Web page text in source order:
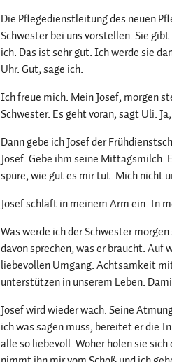
Die Pflegedienstleitung des neuen
Schwester bei uns vorstellen. Sie
ich. Das ist sehr gut. Ich werde sie
Uhr. Gut, sage ich.
Ich freue mich. Mein Josef, morgen
Schwester. Es geht voran, sagt Uli.
Dann gebe ich Josef der
Josef. Gebe ihm seine Mittagsmilch.
spüre, wie gut es mir tut. Mich nicht
Josef schläft in meinem Arm ein. In
Was werde ich der Schwester
davon sprechen, was er braucht. Auf
liebevollen Umgang. Achtsamkeit
unterstützen in unserem Leben.
Josef wird wieder wach. Seine
ich was sagen muss, bereitet er die
alle so liebevoll. Woher holen sie